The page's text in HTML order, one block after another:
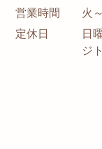
営業時間
火
定休日
日
ジ